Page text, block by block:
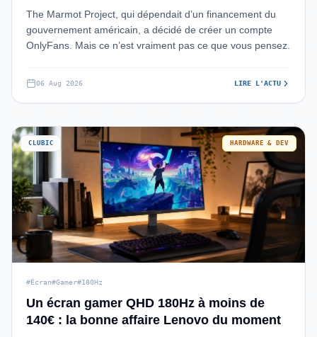
travaux : le compte “OnlyMarms” a déjà
généré des milliers de dollars
The Marmot Project, qui dépendait d’un financement du
gouvernement américain, a décidé de créer un compte
OnlyFans. Mais ce n’est vraiment pas ce que vous pensez.
06 Aug 2026 LIRE L'ACTU
CLUBIC HARDWARE & DEV
#Écran#Gamer#180Hz
Un écran gamer QHD 180Hz à moins de
140€ : la bonne affaire Lenovo du moment